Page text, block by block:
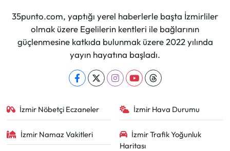
35punto.com, yaptığı yerel haberlerle başta İzmirliler
olmak üzere Egelilerin kentleri ile bağlarının
güçlenmesine katkıda bulunmak üzere 2022 yılında
yayın hayatına başladı.
İzmir Nöbetçi Eczaneler İzmir Hava Durumu
İzmir Namaz Vakitleri
İzmir Trafik Yoğunluk
Haritası